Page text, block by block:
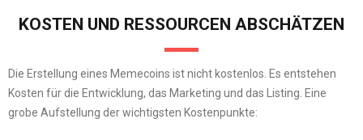
KOSTEN UND RESSOURCEN ABSCHÄTZEN
Die Erstellung eines Memecoins ist nicht kostenlos. Es entstehen
Kosten für die Entwicklung, das Marketing und das Listing. Eine
grobe Aufstellung der wichtigsten Kostenpunkte: